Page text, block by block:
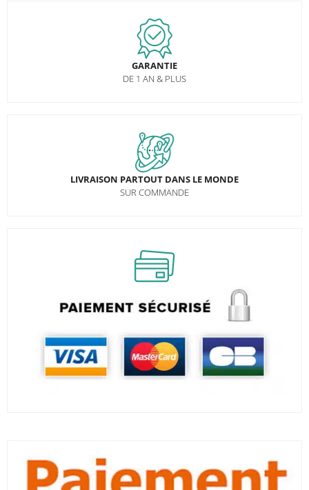
GARANTIE
DE 1 AN & PLUS
LIVRAISON PARTOUT DANS LE MONDE
SUR COMMANDE